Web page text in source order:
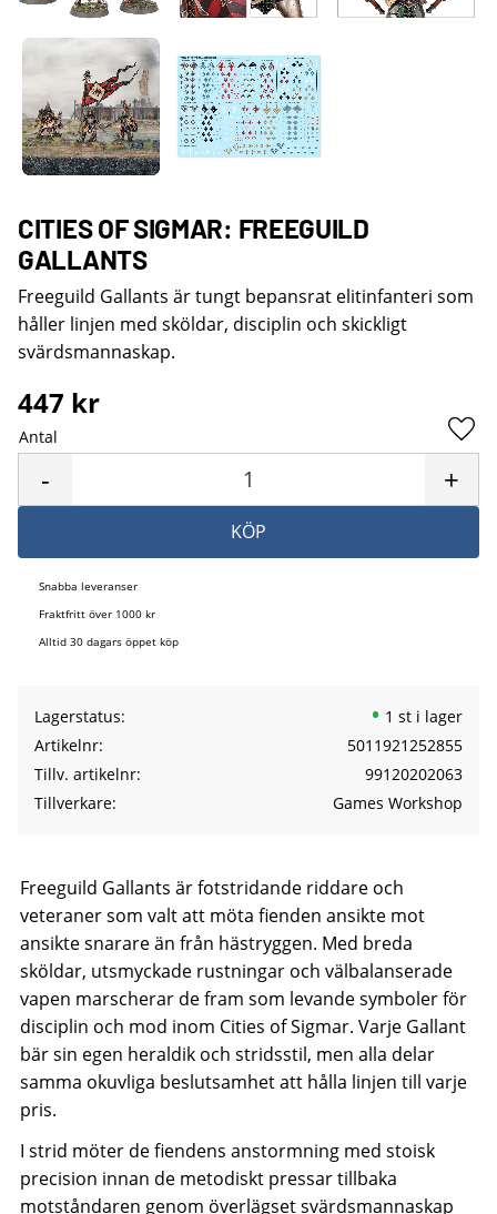
CITIES OF SIGMAR: FREEGUILD
GALLANTS
Freeguild Gallants är tungt bepansrat elitinfanteri som
håller linjen med sköldar, disciplin och skickligt
svärdsmannaskap.
447 kr
Antal
+
-
KÖP
Snabba leveranser
Fraktfritt över 1000 kr
Alltid 30 dagars öppet köp
Lagerstatus
1 st i lager
Artikelnr
5011921252855
Tillv. artikelnr
99120202063
Tillverkare
Games Workshop
Freeguild Gallants är fotstridande riddare och
veteraner som valt att möta fienden ansikte mot
ansikte snarare än från hästryggen. Med breda
sköldar, utsmyckade rustningar och välbalanserade
vapen marscherar de fram som levande symboler för
disciplin och mod inom Cities of Sigmar. Varje Gallant
bär sin egen heraldik och stridsstil, men alla delar
samma okuvliga beslutsamhet att hålla linjen till varje
pris.
I strid möter de fiendens anstormning med stoisk
precision innan de metodiskt pressar tillbaka
motståndaren genom överlägset svärdsmannaskap